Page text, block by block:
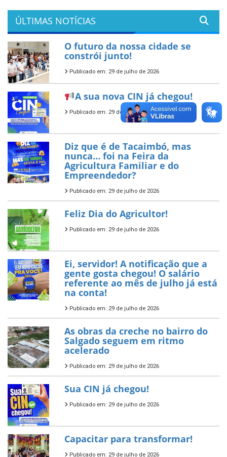
ÚLTIMAS NOTÍCIAS
O futuro da nossa cidade se
constrói junto!
Publicado em: 29 de julho de 2026
A sua nova CIN já chegou!
Publicado em: 29 de julho de 2026
Diz que é de Tacaimbó, mas
nunca… foi na Feira da
Agricultura Familiar e do
Empreendedor?
Publicado em: 29 de julho de 2026
Feliz Dia do Agricultor!
Publicado em: 29 de julho de 2026
Ei, servidor! A notificação que a
gente gosta chegou! O salário
referente ao mês de julho já está
na conta!
Publicado em: 29 de julho de 2026
As obras da creche no bairro do
Salgado seguem em ritmo
acelerado
Publicado em: 29 de julho de 2026
Sua CIN já chegou!
Publicado em: 29 de julho de 2026
Capacitar para transformar!
Publicado em: 29 de julho de 2026